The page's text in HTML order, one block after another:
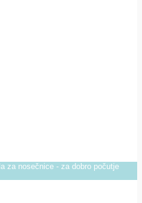
za nosečnice - za dobro počutje